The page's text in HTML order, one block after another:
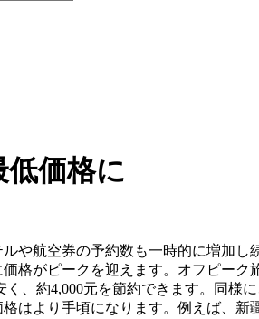
価格に
や航空券の予約数も一時的に増加
格がピークを迎えます。オフピー
、約4,000元を節約できます。同様
はより手頃になります。例えば、